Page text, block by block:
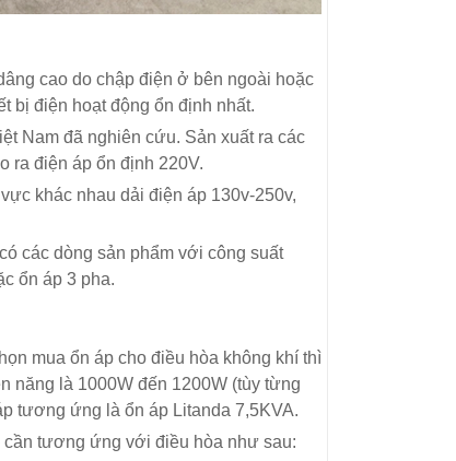
cao do chập điện ở bên ngoài hoặc
bị điện hoạt động ổn định nhất.
Nam đã nghiên cứu. Sản xuất ra các
ra điện áp ổn định 220V.
khác nhau dải điện áp 130v-250v,
các dòng sản phẩm với công suất
ổn áp 3 pha.
mua ổn áp cho điều hòa không khí thì
năng là 1000W đến 1200W (tùy từng
tương ứng là ổn áp Litanda 7,5KVA.
cần tương ứng với điều hòa như sau: